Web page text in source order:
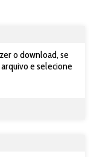
o download, se
e selecione